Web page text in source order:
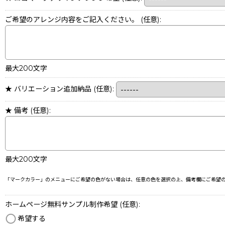
ご希望のアレンジ内容をご記入ください。 (任意):
最大200文字
★ バリエーション追加納品 (任意):
★ 備考 (任意):
最大200文字
「マークカラー」のメニューにご希望の色がない場合は、任意の色を選択の上、備考欄にご希望
ホームページ無料サンプル制作希望 (任意):
希望する